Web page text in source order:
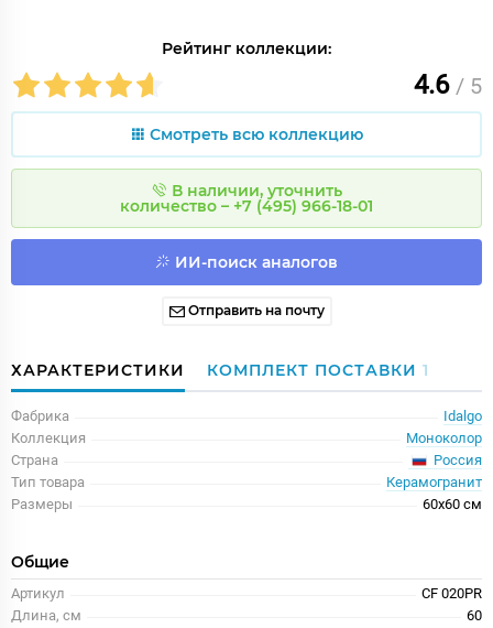
Рейтинг коллекции:
4.6 / 5
Смотреть всю коллекцию
В наличии, уточнить
количество – +7 (495) 966-18-01
ИИ-поиск аналогов
Отправить на почту
ХАРАКТЕРИСТИКИ КОМПЛЕКТ ПОСТАВКИ 1
Фабрика
Idalgo
Коллекция
Моноколор
Страна
Россия
Тип товара
Керамогранит
Размеры
60x60 см
Общие
Артикул
CF 020PR
Длина, см
60